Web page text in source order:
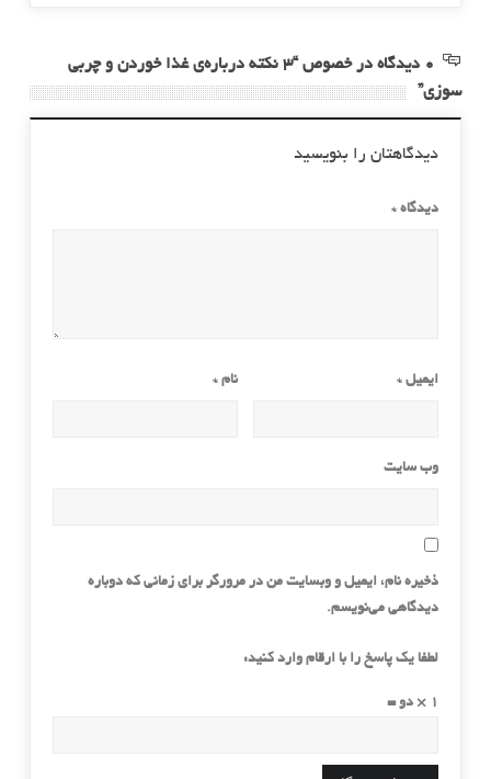
0 دیدگاه در خصوص “۳ نکته درباره‌ی غذا خوردن و چربی
سوزی”
دیدگاهتان را بنویسید
دیدگاه *
نام* ایمیل *
وب‌ سایت
ذخیره نام، ایمیل و وبسایت من در مرورگر برای زمانی که دوباره
دیدگاهی می‌نویسم.
لطفا یک پاسخ را با ارقام وارد کنید:
1 × دو =